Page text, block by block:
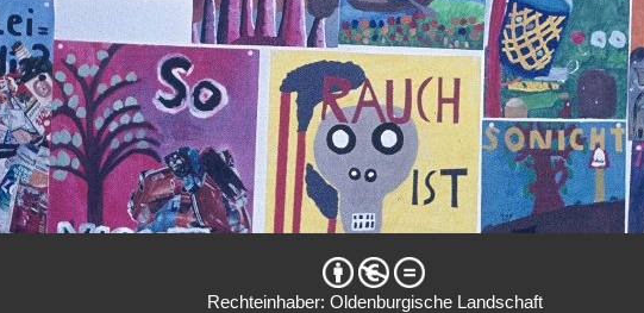
Rechteinhaber: Oldenburgische Landschaft